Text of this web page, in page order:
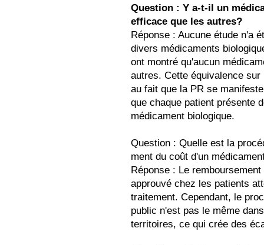
Question : Y a-t-il un
efficace que les autres?
Réponse : Aucune étude n'a
divers médicaments
ont montré qu'aucun
autres. Cette équivalence
au fait que la PR se
que chaque patient présente
médicament biologique.
Question : Quelle est la
ment du coût d'un
Réponse : Le
approuvé chez les patients
traitement. Cependant, le
public n'est pas le même
territoires, ce qui crée des